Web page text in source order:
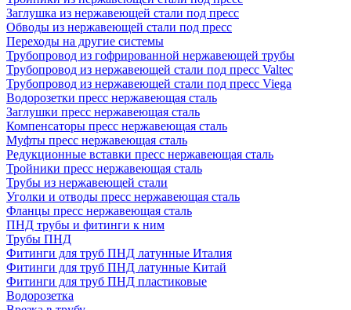
Заглушка из нержавеющей стали под пресс
Обводы из нержавеющей стали под пресс
Переходы на другие системы
Трубопровод из гофрированной нержавеющей трубы
Трубопровод из нержавеющей стали под пресс Valtec
Трубопровод из нержавеющей стали под пресс Viega
Водорозетки пресс нержавеющая сталь
Заглушки пресс нержавеющая сталь
Компенсаторы пресс нержавеющая сталь
Муфты пресс нержавеющая сталь
Редукционные вставки пресс нержавеющая сталь
Тройники пресс нержавеющая сталь
Трубы из нержавеющей стали
Уголки и отводы пресс нержавеющая сталь
Фланцы пресс нержавеющая сталь
ПНД трубы и фитинги к ним
Трубы ПНД
Фитинги для труб ПНД латунные Италия
Фитинги для труб ПНД латунные Китай
Фитинги для труб ПНД пластиковые
Водорозетка